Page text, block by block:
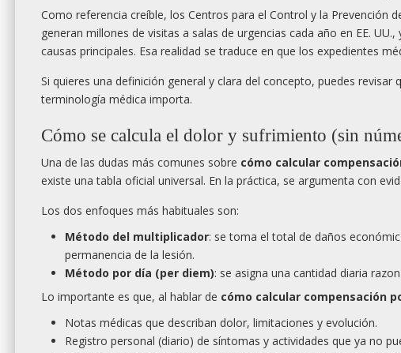
Como referencia creíble, los Centros para el Control y la Prevención
generan millones de visitas a salas de urgencias cada año en EE.
causas principales. Esa realidad se traduce en que los expedientes
Si quieres una definición general y clara del concepto, puedes revisar
terminología médica importa.
Cómo se calcula el dolor y sufrimiento (sin
Una de las dudas más comunes sobre cómo calcular
existe una tabla oficial universal. En la práctica, se argumenta con
Los dos enfoques más habituales son:
Método del multiplicador: se toma el total de daños
permanencia de la lesión.
Método por día (per diem): se asigna una cantidad diaria
Lo importante es que, al hablar de cómo calcular compensación
Notas médicas que describan dolor, limitaciones y evolución.
Registro personal (diario) de síntomas y actividades que ya no